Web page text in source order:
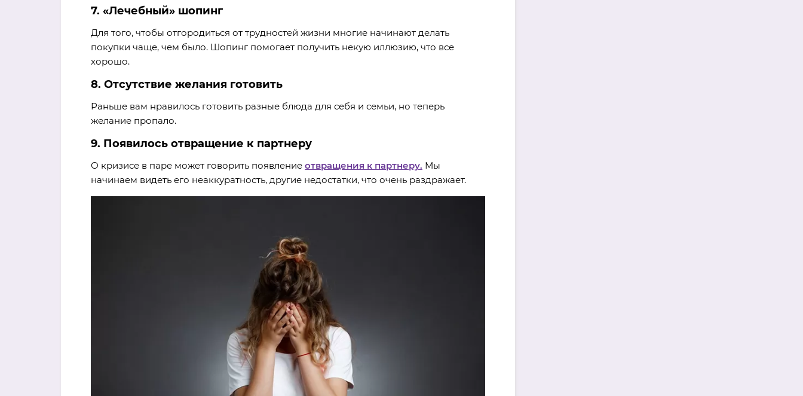
7. «Лечебный» шопинг
Для того, чтобы отгородиться от трудностей жизни многие начинают делать
покупки чаще, чем было. Шопинг помогает получить некую иллюзию, что все
хорошо.
8. Отсутствие желания готовить
Раньше вам нравилось готовить разные блюда для себя и семьи, но теперь
желание пропало.
9. Появилось отвращение к партнеру
О кризисе в паре может говорить появление отвращения к партнеру. Мы
начинаем видеть его неаккуратность, другие недостатки, что очень раздражает.